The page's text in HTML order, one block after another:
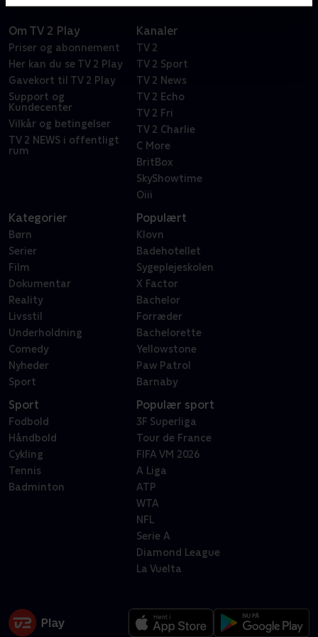
Om TV 2 Play
Priser og abonnement
Her kan du se TV 2 Play
Gavekort til TV 2 Play
Support og
Kundecenter
Vilkår og betingelser
TV 2 NEWS i offentligt
rum
Kanaler
TV 2
TV 2 Sport
TV 2 News
TV 2 Echo
TV 2 Fri
TV 2 Charlie
C More
BritBox
SkyShowtime
Oiii
Kategorier
Børn
Serier
Film
Dokumentar
Reality
Livsstil
Underholdning
Comedy
Nyheder
Sport
Populært
Klovn
Badehotellet
Sygeplejeskolen
X Factor
Bachelor
Forræder
Bachelorette
Yellowstone
Paw Patrol
Barnaby
Sport
Fodbold
Håndbold
Cykling
Tennis
Badminton
Populær sport
3F Superliga
Tour de France
FIFA VM 2026
A Liga
ATP
WTA
NFL
Serie A
Diamond League
La Vuelta